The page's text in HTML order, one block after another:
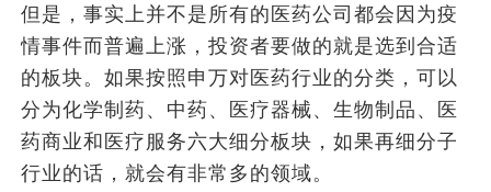
但是，事实上并不是所有的医药公司都会因为疫
情事件而普遍上涨，投资者要做的就是选到合适
的板块。如果按照申万对医药行业的分类，可以
分为化学制药、中药、医疗器械、生物制品、医
药商业和医疗服务六大细分板块，如果再细分子
行业的话，就会有非常多的领域。